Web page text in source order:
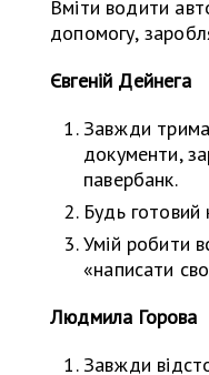
Вміти водити
допомогу,
Євгеній Дейнега
Завжди
документи,
павербанк.
Будь готовий
Умій робити
«написати
Людмила Горова
Завжди